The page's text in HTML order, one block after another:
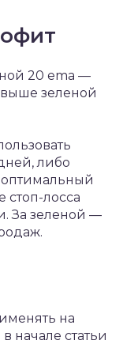
20 ema —
зеленой
либо
лосса
За зеленой —
на
начале статьи